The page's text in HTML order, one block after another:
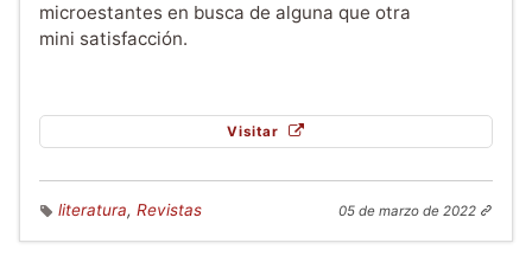
microestantes en busca de alguna que otra
mini satisfacción.
Visitar
literatura, Revistas 05 de marzo de 2022